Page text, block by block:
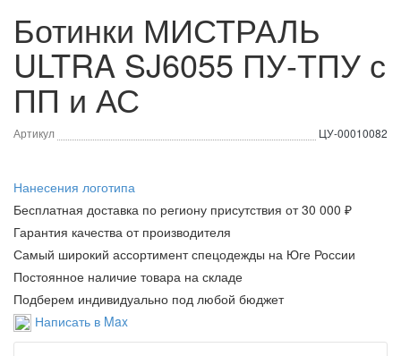
Ботинки МИСТРАЛЬ
ULTRA SJ6055 ПУ-ТПУ с
ПП и АС
Артикул ЦУ-00010082
Нанесения логотипа
Бесплатная доставка по региону присутствия от 30 000 ₽
Гарантия качества от производителя
Самый широкий ассортимент спецодежды на Юге России
Постоянное наличие товара на складе
Подберем индивидуально под любой бюджет
Написать в Max